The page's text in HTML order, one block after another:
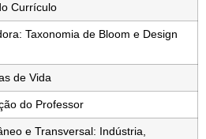
Currículo
Taxonomia de Bloom e Design
de Vida
do Professor
e Transversal: Indústria,